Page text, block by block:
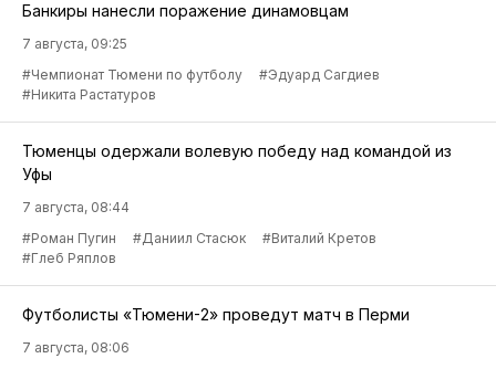
Банкиры нанесли поражение динамовцам
7 августа, 09:25
#Чемпионат Тюмени по футболу
#Эдуард Сагдиев
#Никита Растатуров
Тюменцы одержали волевую победу над командой из
Уфы
7 августа, 08:44
#Роман Пугин
#Даниил Стасюк
#Виталий Кретов
#Глеб Ряплов
Футболисты «Тюмени-2» проведут матч в Перми
7 августа, 08:06